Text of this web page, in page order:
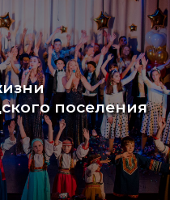
поселения